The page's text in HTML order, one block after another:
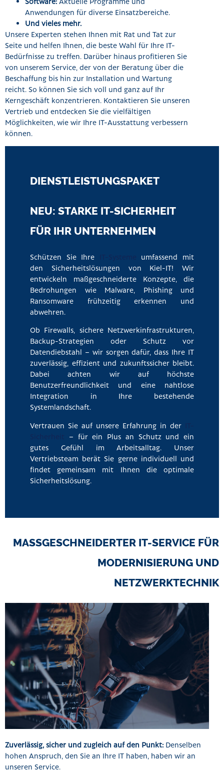
Anwendungen für diverse Einsatzbereiche.
Und vieles mehr.
Unsere Experten stehen Ihnen mit Rat und Tat zur
Seite und helfen Ihnen, die beste Wahl für Ihre IT-
Bedürfnisse zu treffen. Darüber hinaus profitieren Sie
von unserem Service, der von der Beratung über die
Beschaffung bis hin zur Installation und Wartung
reicht. So können Sie sich voll und ganz auf Ihr
Kerngeschäft konzentrieren. Kontaktieren Sie unseren
Vertrieb und entdecken Sie die vielfältigen
Möglichkeiten, wie wir Ihre IT-Ausstattung verbessern
können.
DIENSTLEISTUNGSPAKET
NEU: STARKE IT-SICHERHEIT
FÜR IHR UNTERNEHMEN
Schützen Sie Ihre
umfassend mit
den Sicherheitslösungen von Kiel-IT! Wir
entwickeln maßgeschneiderte Konzepte, die
Bedrohungen wie Malware, Phishing und
Ransomware frühzeitig erkennen und
abwehren.
Ob Firewalls, sichere Netzwerkinfrastrukturen,
Backup-Strategien oder Schutz vor
Datendiebstahl – wir sorgen dafür, dass Ihre IT
zuverlässig, effizient und zukunftssicher bleibt.
Dabei achten wir auf höchste
Benutzerfreundlichkeit und eine nahtlose
Integration in Ihre bestehende
Systemlandschaft.
Vertrauen Sie auf unsere Erfahrung in der
– für ein Plus an Schutz und ein
gutes Gefühl im Arbeitsalltag. Unser
Vertriebsteam berät Sie gerne individuell und
findet gemeinsam mit Ihnen die optimale
Sicherheitslösung.
MASSGESCHNEIDERTER IT-SERVICE FÜR M
ODERNISIERUNG UND N
ETZWERKTECHNIK
Zuverlässig, sicher und zugleich auf den Punkt: Denselben
hohen Anspruch, den Sie an Ihre IT haben, haben wir an
unseren Service.